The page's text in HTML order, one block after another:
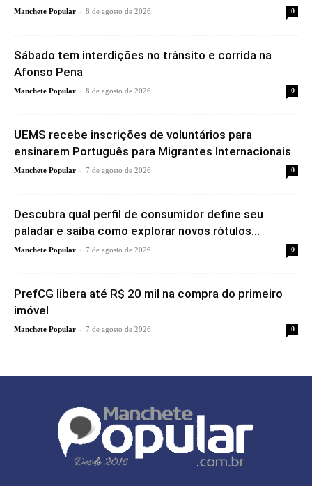
Manchete Popular - 8 de agosto de 2026 0
Sábado tem interdições no trânsito e corrida na
Afonso Pena
Manchete Popular - 8 de agosto de 2026 0
UEMS recebe inscrições de voluntários para
ensinarem Português para Migrantes Internacionais
Manchete Popular - 7 de agosto de 2026 0
Descubra qual perfil de consumidor define seu
paladar e saiba como explorar novos rótulos...
Manchete Popular - 7 de agosto de 2026 0
PrefCG libera até R$ 20 mil na compra do primeiro
imóvel
Manchete Popular - 7 de agosto de 2026 0